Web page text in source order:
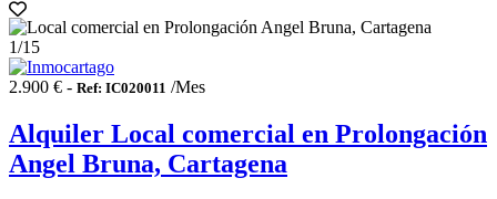
1/15
2.900 € - Ref: IC020011 /Mes
Alquiler Local comercial en Prolongación
Angel Bruna, Cartagena